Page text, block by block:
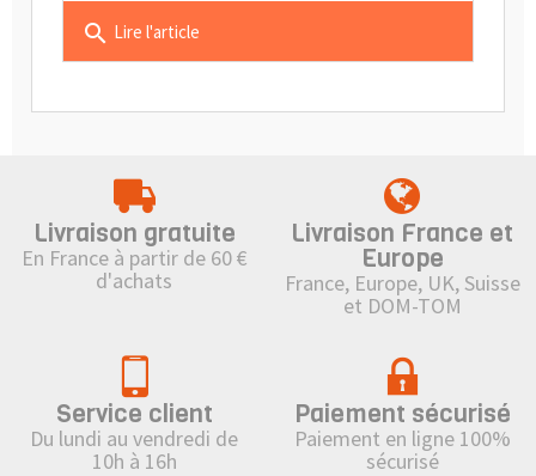
search Lire l'article
Livraison gratuite
En France à partir de 60 €
d'achats
Livraison France et
Europe
France, Europe, UK, Suisse
et DOM-TOM
Service client
Du lundi au vendredi de
10h à 16h
Paiement sécurisé
Paiement en ligne 100%
sécurisé